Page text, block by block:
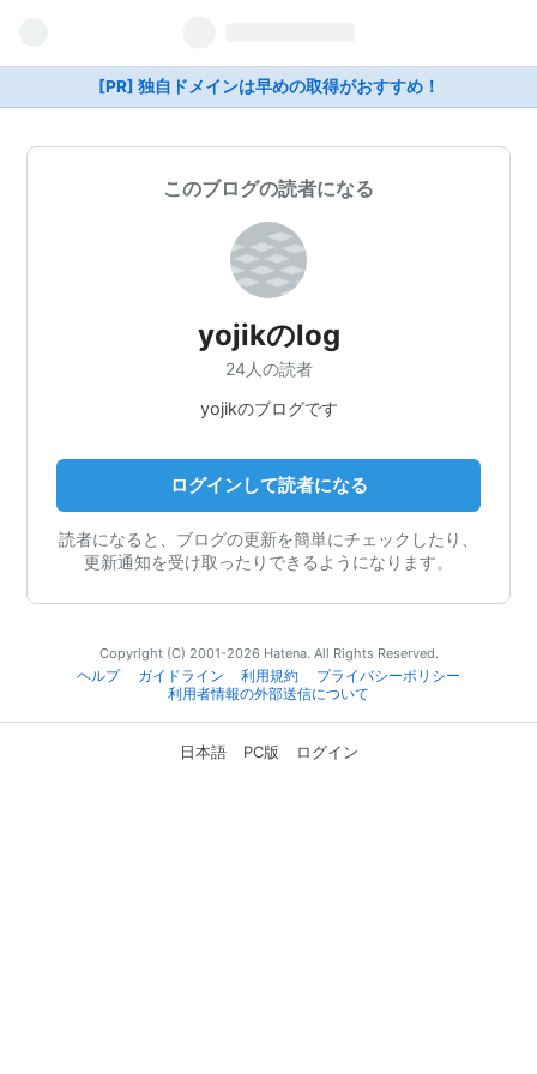
[PR] 独自ドメインは早めの取得がおすすめ！
このブログの読者になる
yojikのlog
24人の読者
yojikのブログです
ログインして読者になる
読者になると、ブログの更新を簡単にチェックしたり、
更新通知を受け取ったりできるようになります。
Copyright (C) 2001-2026 Hatena. All Rights Reserved.
ヘルプ
ガイドライン 利用規約
プライバシーポリシー
利用者情報の外部送信について
日本語 PC版 ログイン